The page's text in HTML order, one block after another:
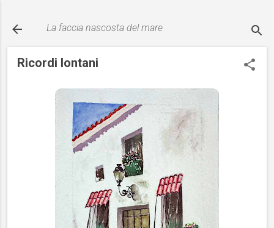
La faccia nascosta del mare
Ricordi lontani